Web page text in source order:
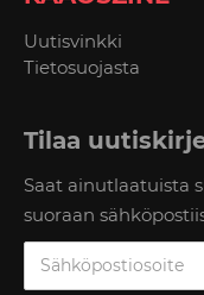
Uutisvinkki
Tietosuojasta
Tilaa
Saat ainutlaatuista
suoraan